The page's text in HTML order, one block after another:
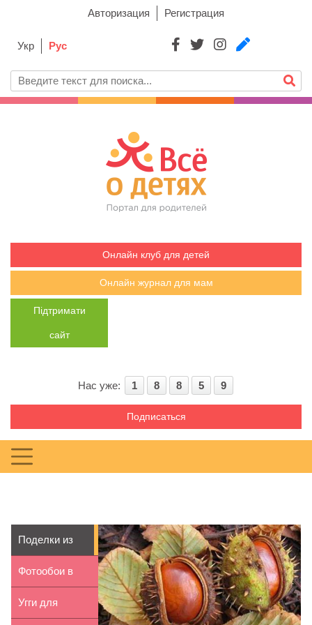
Авторизация Регистрация
Укр Рус
Онлайн клуб для детей
Онлайн журнал для мам
Підтримати
сайт
Нас уже: 1 8 8 5 9
Подписаться
Поделки из
каштанов
Фотообои в
детскую:
Угги для